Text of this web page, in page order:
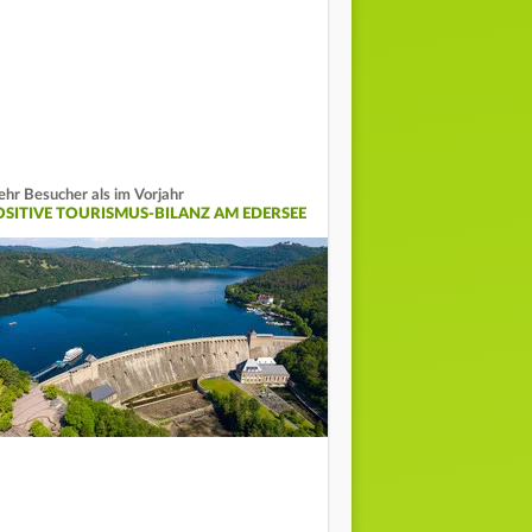
Besucher als im Vorjahr
TOURISMUS-BILANZ AM EDERSEE